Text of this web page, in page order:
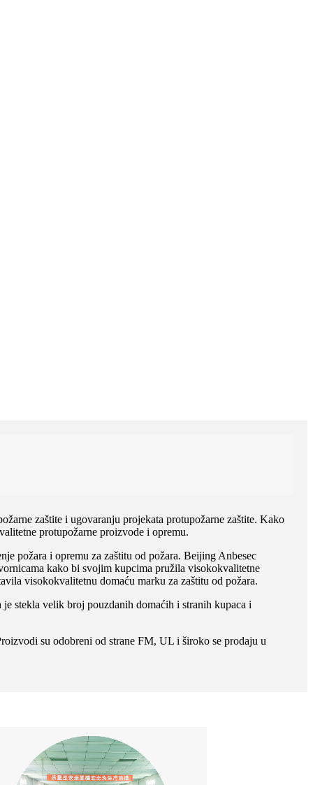
zaštite i ugovaranju projekata protupožarne zaštite. Kako
protupožarne proizvode i opremu.
požara i opremu za zaštitu od požara. Beijing Anbesec
kako bi svojim kupcima pružila visokokvalitetne
visokokvalitetnu domaću marku za zaštitu od požara.
stekla velik broj pouzdanih domaćih i stranih kupaca i
su odobreni od strane FM, UL i široko se prodaju u